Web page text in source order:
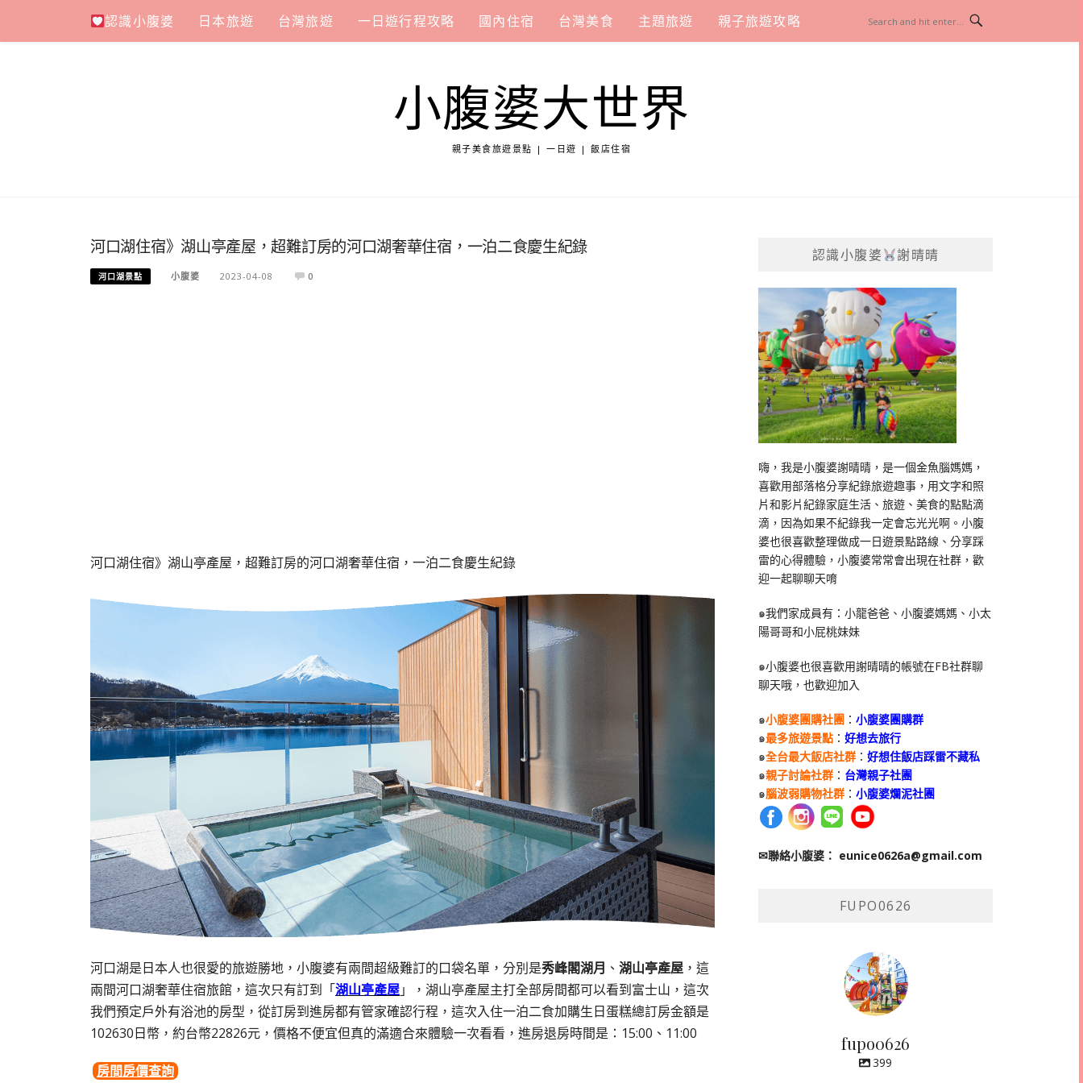
content
認識小腹婆 日本旅遊 台灣旅遊 一日遊行程攻略 國內住宿 台灣美食 主題旅遊 親子旅遊攻略
小腹婆大世界
親子美食旅遊景點 | 一日遊 | 飯店住宿
河口湖住宿》湖山亭產屋，超難訂房的河口湖奢華住宿，一泊二食慶生紀錄
河口湖景點 小腹婆 2023-04-08 0
河口湖住宿》湖山亭產屋，超難訂房的河口湖奢華住宿，一泊二食慶生紀錄
河口湖是日本人也很愛的旅遊勝地，小腹婆有兩間超級難訂的口袋名單，分別是秀峰閣湖月 、 湖山亭產屋 ，這
兩間河口湖奢華住宿旅館，這次只有訂到「湖山亭產屋」，湖山亭產屋主打全部房間都可以看到富士山，這次
我們預定戶外有浴池的房型，從訂房到進房都有管家確認行程，這次入住一泊二食加購生日蛋糕總訂房金額是
102630日幣，約台幣22826元，價格不便宜但真的滿適合來體驗一次看看，進房退房時間是：15:00、11:00
房間房價查詢
認識小腹婆 謝晴晴
嗨，我是小腹婆謝晴晴，是一個金魚腦媽媽，
喜歡用部落格分享紀錄旅遊趣事，用文字和照
片和影片紀錄家庭生活、旅遊、美食的點點滴
滴，因為如果不紀錄我一定會忘光光啊。小腹
婆也很喜歡整理做成一日遊景點路線、分享踩
雷的心得體驗，小腹婆常常會出現在社群，歡
迎一起聊聊天唷
๑我們家成員有：小龍爸爸、小腹婆媽媽、小太
陽哥哥和小屁桃妹妹
๑小腹婆也很喜歡用謝晴晴的帳號在FB社群聊
聊天哦，也歡迎加入
๑小腹婆團購社團 ：小腹婆團購群
๑最多旅遊景點 ：好想去旅行
๑全台最大飯店社群 ：好想住飯店踩雷不藏私
๑親子討論社群 ： 台灣親子社團
๑腦波弱購物社群 ：小腹婆爛泥社團
✉聯絡小腹婆： eunice0626a@gmail.com
FUPO0626
fupo0626
399